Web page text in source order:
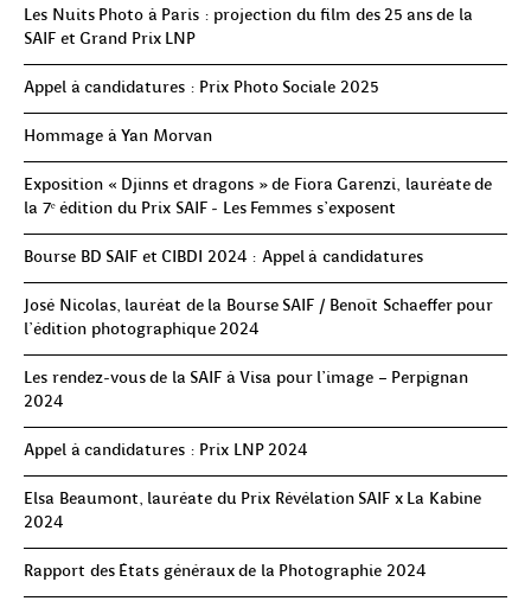
Les Nuits Photo à Paris : projection du film des 25 ans de la
SAIF et Grand Prix LNP
Appel à candidatures : Prix Photo Sociale 2025
Hommage à Yan Morvan
Exposition « Djinns et dragons » de Fiora Garenzi, lauréate de
la 7ᵉ édition du Prix SAIF - Les Femmes s'exposent
Bourse BD SAIF et CIBDI 2024 : Appel à candidatures
José Nicolas, lauréat de la Bourse SAIF / Benoît Schaeffer pour
l’édition photographique 2024
Les rendez-vous de la SAIF à Visa pour l'image – Perpignan
2024
Appel à candidatures : Prix LNP 2024
Elsa Beaumont, lauréate du Prix Révélation SAIF x La Kabine
2024
Rapport des États généraux de la Photographie 2024